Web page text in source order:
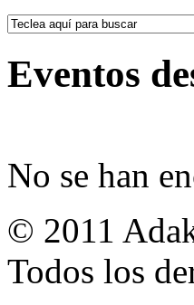
Eventos
No se han
© 2011
Todos los